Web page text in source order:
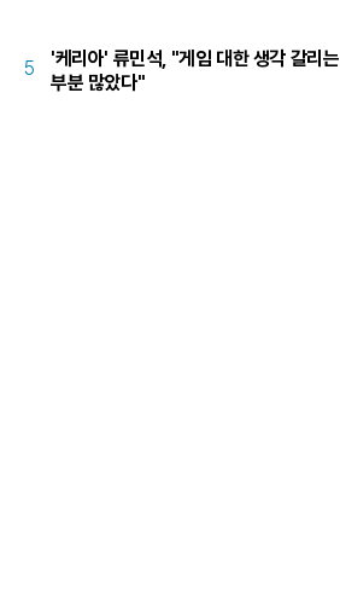
5
'케리아' 류민석, "게임 대한 생각 갈리는
부분 많았다"